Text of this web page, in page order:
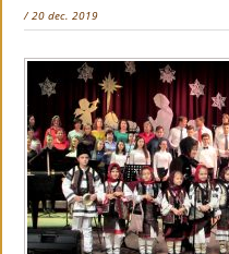
/ 20 dec. 2019